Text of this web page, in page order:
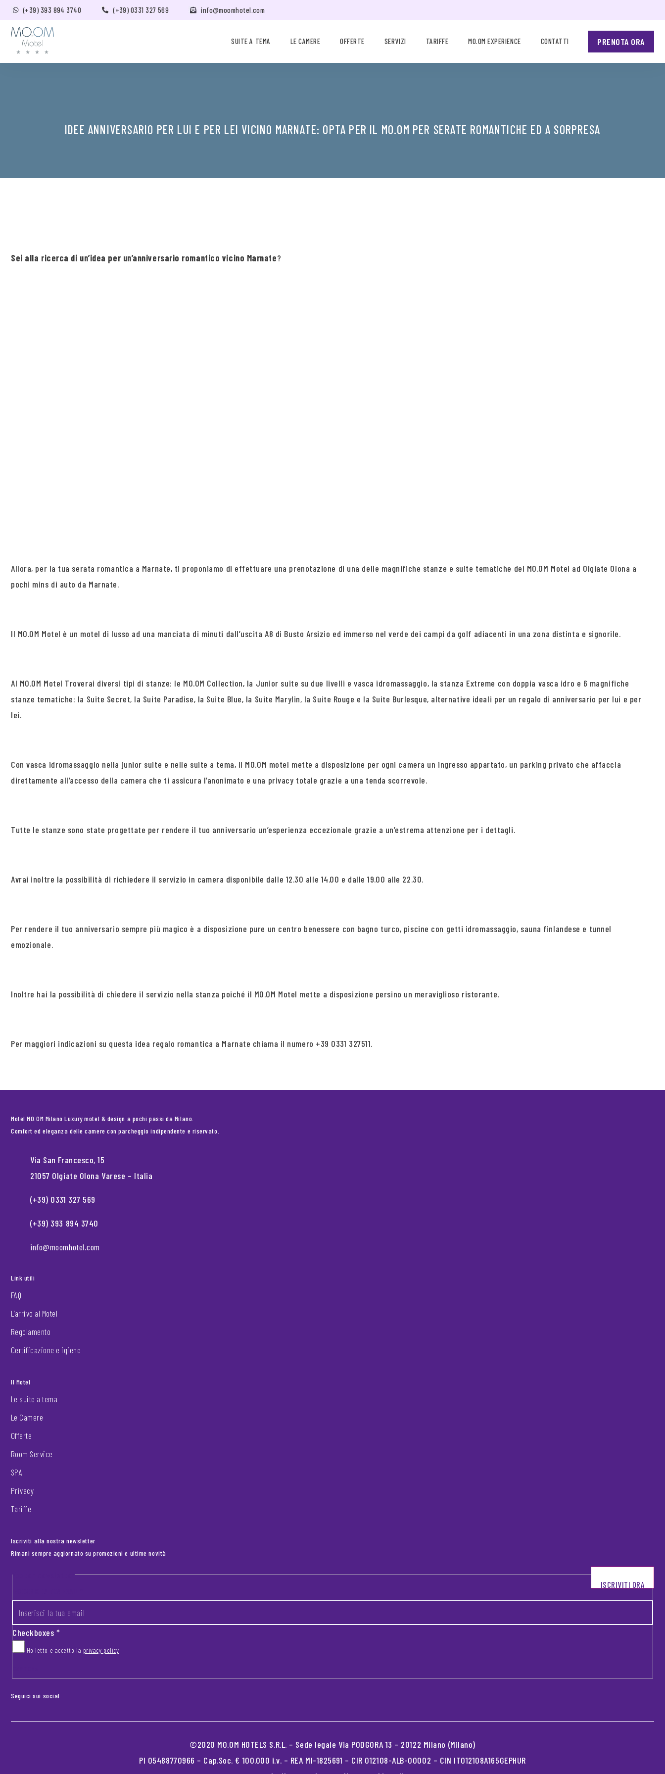
(+39) 393 894 3740 (+39) 0331 327 569 info@moomhotel.com
SUITE A TEMA LE CAMERE OFFERTE SERVIZI TARIFFE MO.OM EXPERIENCE CONTATTI PRENOTA ORA
IDEE ANNIVERSARIO PER LUI E PER LEI VICINO MARNATE: OPTA PER IL MO.OM PER SERATE ROMANTICHE ED A SORPRESA
Sei alla ricerca di un’idea per un’anniversario romantico vicino Marnate?
Allora, per la tua serata romantica a Marnate, ti proponiamo di effettuare una prenotazione di una delle magnifiche stanze e suite tematiche del MO.OM Motel ad Olgiate Olona a
pochi mins di auto da Marnate.
Il MO.OM Motel è un motel di lusso ad una manciata di minuti dall’uscita A8 di Busto Arsizio ed immerso nel verde dei campi da golf adiacenti in una zona distinta e signorile.
Al MO.OM Motel Troverai diversi tipi di stanze: le MO.OM Collection, la Junior suite su due livelli e vasca idromassaggio, la stanza Extreme con doppia vasca idro e 6 magnifiche
stanze tematiche: la Suite Secret, la Suite Paradise, la Suite Blue, la Suite Marylin, la Suite Rouge e la Suite Burlesque, alternative ideali per un regalo di anniversario per lui e per
lei.
Con vasca idromassaggio nella junior suite e nelle suite a tema, Il MO.OM motel mette a disposizione per ogni camera un ingresso appartato, un parking privato che affaccia
direttamente all’accesso della camera che ti assicura l’anonimato e una privacy totale grazie a una tenda scorrevole.
Tutte le stanze sono state progettate per rendere il tuo anniversario un’esperienza eccezionale grazie a un’estrema attenzione per i dettagli.
Avrai inoltre la possibilità di richiedere il servizio in camera disponibile dalle 12.30 alle 14.00 e dalle 19.00 alle 22.30.
Per rendere il tuo anniversario sempre più magico è a disposizione pure un centro benessere con bagno turco, piscine con getti idromassaggio, sauna finlandese e tunnel
emozionale.
Inoltre hai la possibilità di chiedere il servizio nella stanza poiché il MO.OM Motel mette a disposizione persino un meraviglioso ristorante.
Per maggiori indicazioni su questa idea regalo romantica a Marnate chiama il numero +39 0331 327511.
Motel MO.OM Milano Luxury motel & design a pochi passi da Milano.
Comfort ed eleganza delle camere con parcheggio indipendente e riservato.
Via San Francesco, 15
21057 Olgiate Olona Varese – Italia
(+39) 0331 327 569
(+39) 393 894 3740
info@moomhotel.com
Link utili
FAQ
L’arrivo al Motel
Regolamento
Certificazione e igiene
Il Motel
Le suite a tema
Le Camere
Offerte
Room Service
SPA
Privacy
Tariffe
Iscriviti alla nostra newsletter
Rimani sempre aggiornato su promozioni e ultime novità
Footer newsletter
Checkboxes*
Ho letto e accetto la privacy policy
ISCRIVITI ORA
Seguici sui social
©2020 MO.OM HOTELS S.R.L. – Sede legale Via PODGORA 13 – 20122 Milano (Milano)
PI 05488770966 – Cap.Soc. € 100.000 i.v. – REA MI-1825691 – CIR 012108-ALB-00002 – CIN IT012108A165GEPHUR